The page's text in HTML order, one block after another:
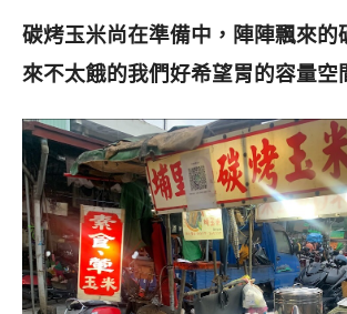
碳烤玉米尚在準備中，陣陣飄來的
來不太餓的我們好希望胃的容量空